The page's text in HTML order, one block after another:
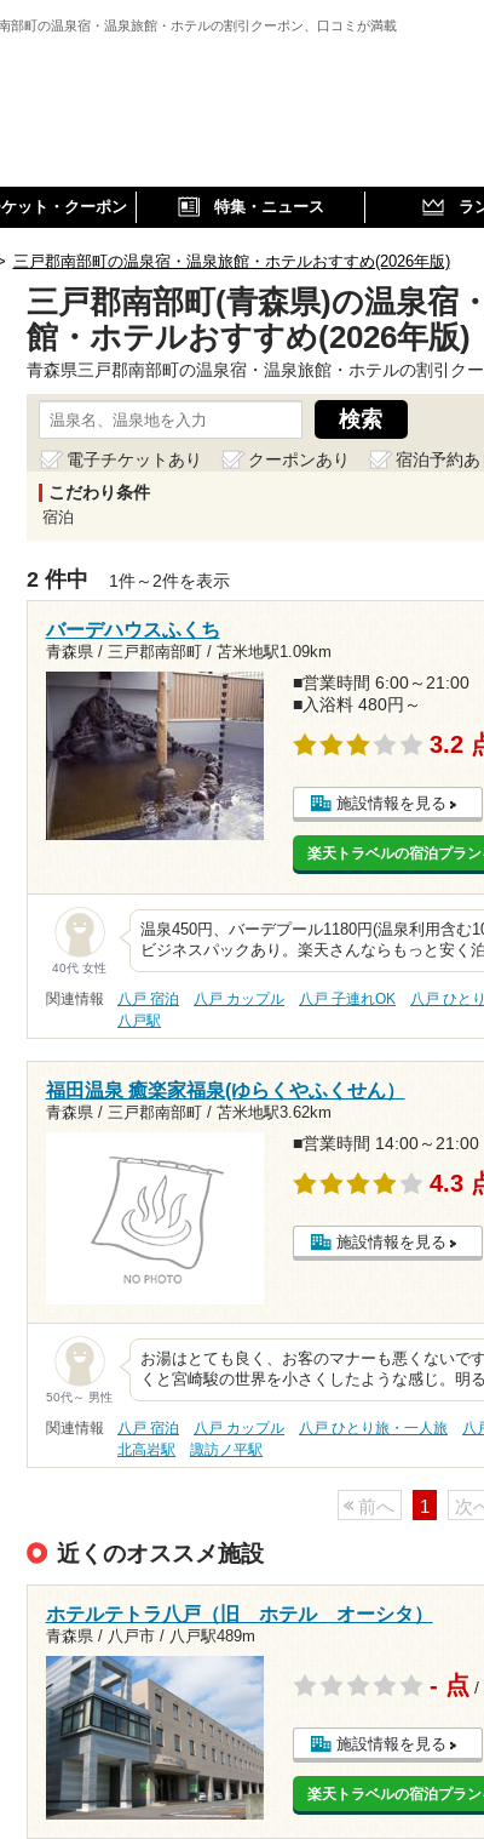
部町の温泉宿・温泉旅館・ホテルの割引クーポン、口コミが満載
ット・クーポン 特集・ニュース ラ
三戸郡南部町の温泉宿・温泉旅館・ホテルおすすめ(2026年版)
三戸郡南部町(青森県)の温泉宿
館・ホテルおすすめ(2026年版)
青森県三戸郡南部町の温泉宿・温泉旅館・ホテルの割引ク
電子チケットあり クーポンあり 宿泊予約あ
こだわり条件
宿泊
2 件中 1件～2件を表示
バーデハウスふくち
青森県 / 三戸郡南部町 / 苫米地駅1.09km
■営業時間 6:00～21:00
■入浴料 480円～
3.2
施設情報を見る
楽天トラベルの宿泊プラン
40代 女性
温泉450円、バーデプール1180円(温泉利用含む
ビジネスパックあり。楽天さんならもっと安く
関連情報 八戸 宿泊 八戸 カップル 八戸 子連れOK 八戸 ひと
八戸駅
福田温泉 癒楽家福泉(ゆらくやふくせん）
青森県 / 三戸郡南部町 / 苫米地駅3.62km
■営業時間 14:00～21:00
4.3
施設情報を見る
50代～ 男性
お湯はとても良く、お客のマナーも悪くないで
くと宮崎駿の世界を小さくしたような感じ。
関連情報 八戸 宿泊 八戸 カップル 八戸 ひとり旅・一人旅 八
北高岩駅
諏訪ノ平駅
前へ 1 次
近くのオススメ施設
ホテルテトラ八戸（旧 ホテル オーシタ）
青森県 / 八戸市 / 八戸駅489m
- 点 /
施設情報を見る
楽天トラベルの宿泊プラン